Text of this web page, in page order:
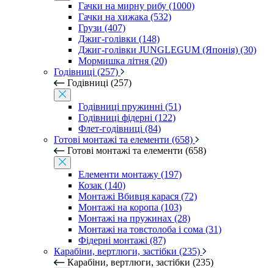
Гачки на мирну рибу (1000)
Гачки на хижака (532)
Грузи (407)
Джиг-голівки (148)
Джиг-голівки JUNGLEGUM (Японія) (30)
Мормишка літня (20)
Годівниці (257)
Годівниці (257)
Годівниці пружинні (51)
Годівниці фідерні (122)
Флет-годівниці (84)
Готові монтажі та елементи (658)
Готові монтажі та елементи (658)
Елементи монтажу (197)
Козак (140)
Монтажі Вбивця карася (72)
Монтажі на коропа (103)
Монтажі на пружинах (28)
Монтажі на товстолоба і сома (31)
Фідерні монтажі (87)
Карабіни, вертлюги, застібки (235)
Карабіни, вертлюги, застібки (235)